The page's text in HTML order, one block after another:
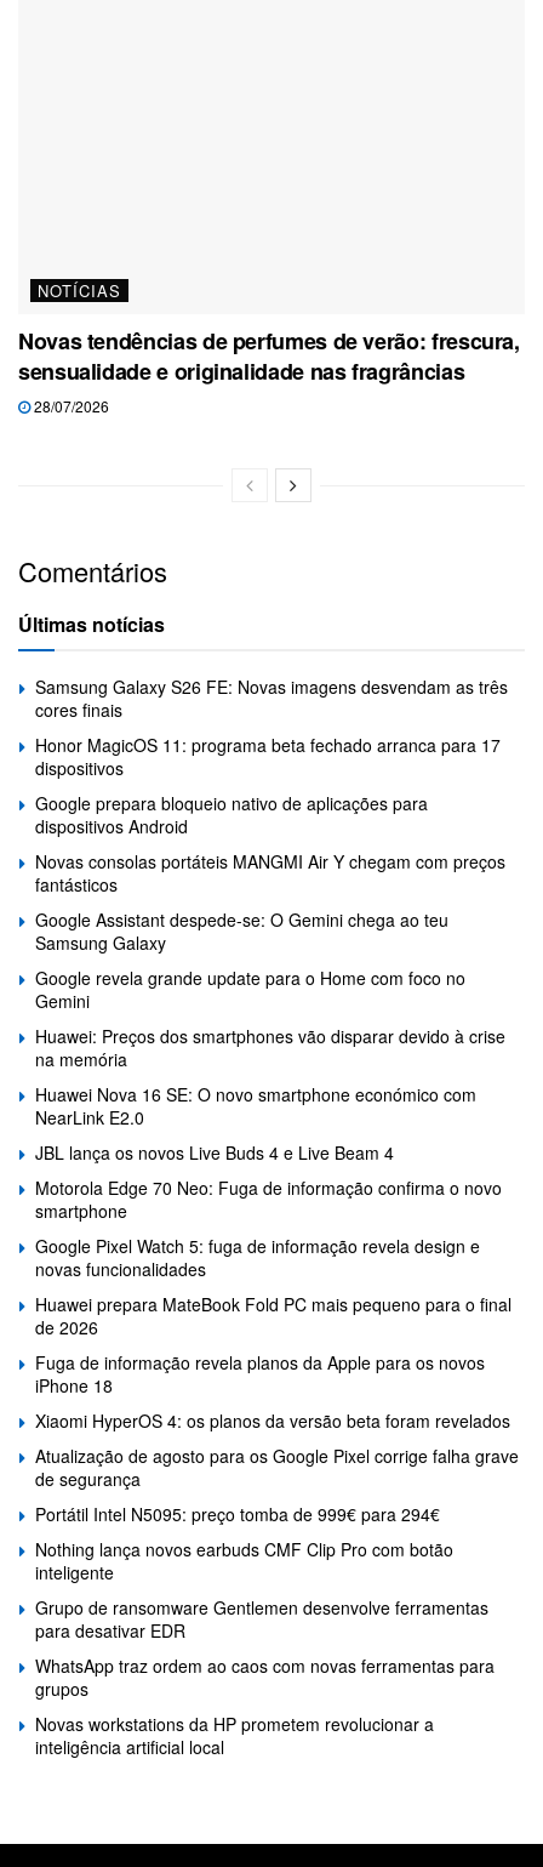
NOTÍCIAS
Novas tendências de perfumes de verão: frescura,
sensualidade e originalidade nas fragrâncias
28/07/2026
Comentários
Últimas notícias
Samsung Galaxy S26 FE: Novas imagens desvendam as três
cores finais
Honor MagicOS 11: programa beta fechado arranca para 17
dispositivos
Google prepara bloqueio nativo de aplicações para
dispositivos Android
Novas consolas portáteis MANGMI Air Y chegam com preços
fantásticos
Google Assistant despede-se: O Gemini chega ao teu
Samsung Galaxy
Google revela grande update para o Home com foco no
Gemini
Huawei: Preços dos smartphones vão disparar devido à crise
na memória
Huawei Nova 16 SE: O novo smartphone económico com
NearLink E2.0
JBL lança os novos Live Buds 4 e Live Beam 4
Motorola Edge 70 Neo: Fuga de informação confirma o novo
smartphone
Google Pixel Watch 5: fuga de informação revela design e
novas funcionalidades
Huawei prepara MateBook Fold PC mais pequeno para o final
de 2026
Fuga de informação revela planos da Apple para os novos
iPhone 18
Xiaomi HyperOS 4: os planos da versão beta foram revelados
Atualização de agosto para os Google Pixel corrige falha grave
de segurança
Portátil Intel N5095: preço tomba de 999€ para 294€
Nothing lança novos earbuds CMF Clip Pro com botão
inteligente
Grupo de ransomware Gentlemen desenvolve ferramentas
para desativar EDR
WhatsApp traz ordem ao caos com novas ferramentas para
grupos
Novas workstations da HP prometem revolucionar a
inteligência artificial local